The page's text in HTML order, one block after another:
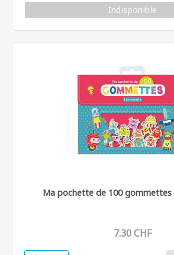
Indisponible
Ma pochette de 100
7.30 CHF